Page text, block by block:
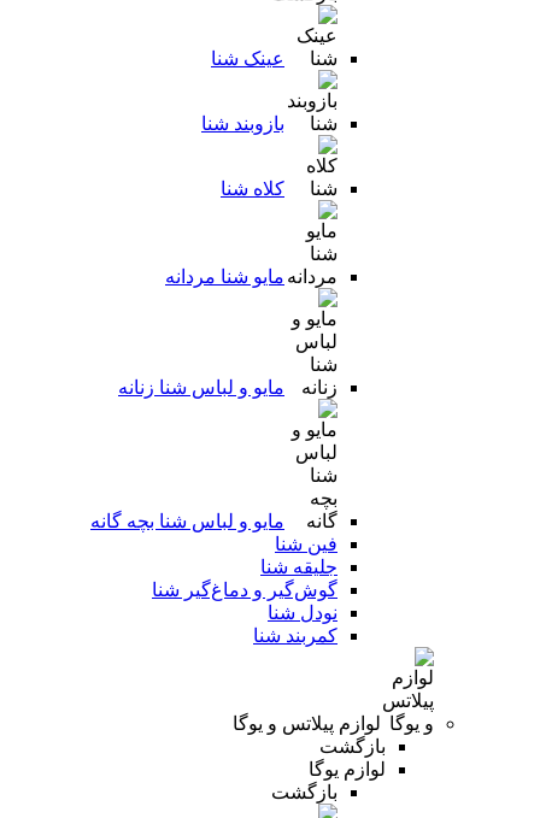
عینک شنا
بازوبند شنا
کلاه شنا
مایو شنا مردانه
مایو و لباس شنا زنانه
مایو و لباس شنا بچه گانه
فین شنا
جلیقه شنا
گوش‌گیر و دماغ‌گیر شنا
نودل شنا
کمربند شنا
لوازم پیلاتس و یوگا
بازگشت
لوازم یوگا
بازگشت